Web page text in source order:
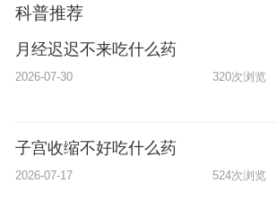
科普推荐
月经迟迟不来吃什么药
2026-07-30 320次浏览
子宫收缩不好吃什么药
2026-07-17 524次浏览